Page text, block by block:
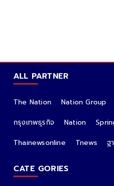
ALL PARTNER
The Nation Nation Group
กรุงเทพธุรกิจ
Nation
Thainewsonline
Tnews ฐ
CATE GORIES